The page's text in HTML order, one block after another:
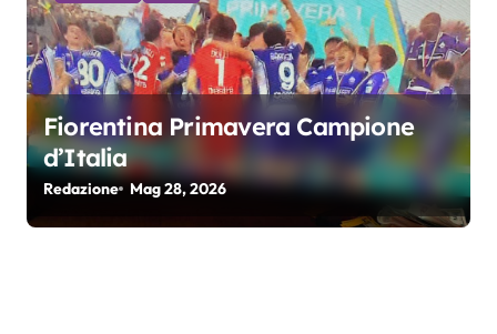
Fiorentina Primavera Campione
d’Italia
Redazione Mag 28, 2026